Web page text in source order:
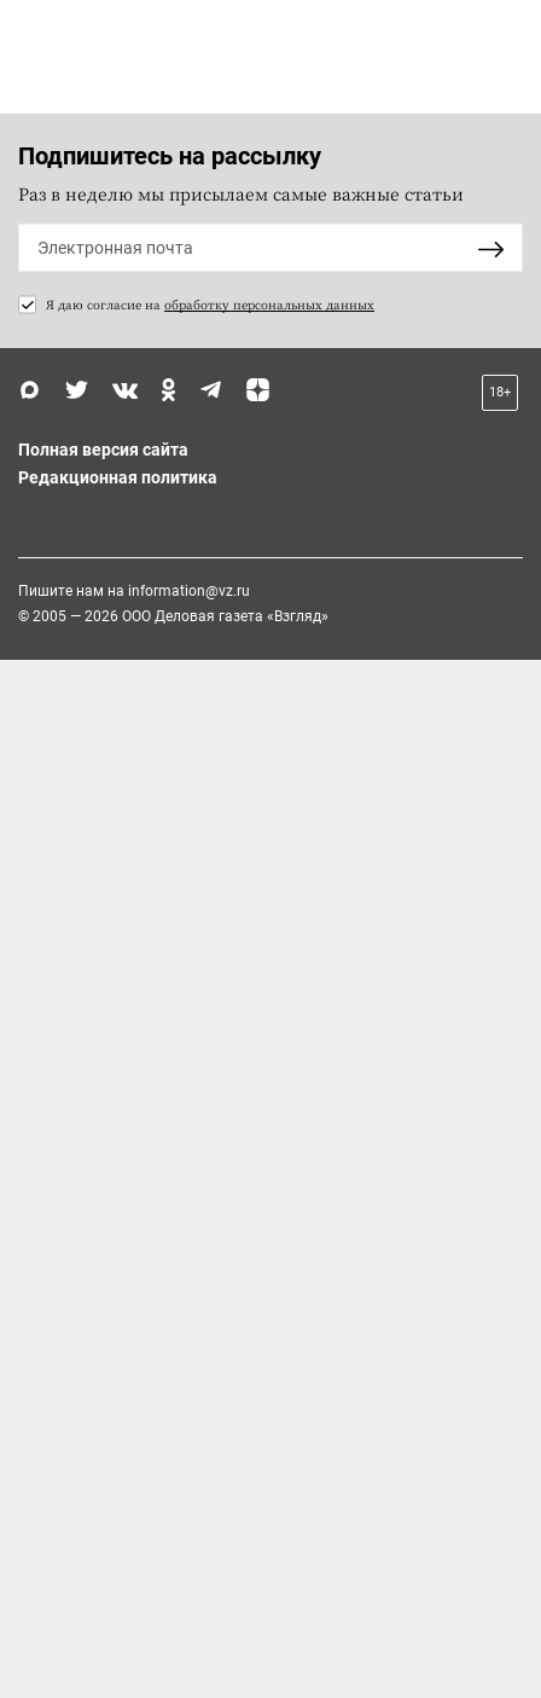
Подпишитесь на рассылку
Раз в неделю мы присылаем самые важные статьи
Я даю согласие на обработку персональных данных
18+
Полная версия сайта
Редакционная политика
Пишите нам на information@vz.ru
© 2005 — 2026 ООО Деловая газета «Взгляд»